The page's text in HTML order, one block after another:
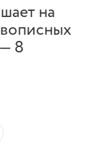
на
8